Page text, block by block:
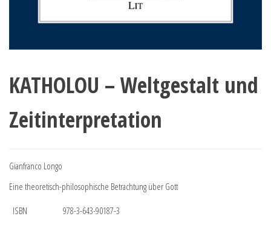
KATHOLOU – Weltgestalt und
Zeitinterpretation
Gianfranco Longo
Eine theoretisch-philosophische Betrachtung über Gott
ISBN
978-3-643-90187-3